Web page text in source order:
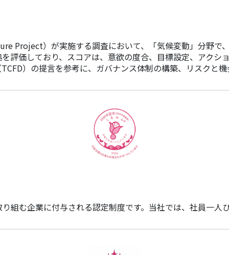
Project）が実施する調査において、「気候変動」分野で
価しており、スコアは、意欲の度合、目標設定、アク
）の提言を参考に、ガバナンス体制の構築、リスク
む企業に付与される認定制度です。当社では、社員